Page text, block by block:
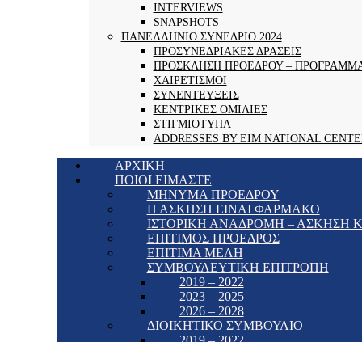
INTERVIEWS
SNAPSHOTS
ΠΑΝΕΛΛΗΝΙΟ ΣΥΝΕΔΡΙΟ 2024
ΠΡΟΣΥΝΕΔΡΙΑΚΕΣ ΔΡΑΣΕΙΣ
ΠΡΟΣΚΛΗΣΗ ΠΡΟΕΔΡΟΥ –
ΧΑΙΡΕΤΙΣΜΟΙ
ΣΥΝΕΝΤΕΥΞΕΙΣ
ΚΕΝΤΡΙΚΕΣ ΟΜΙΛΙΕΣ
ΣΤΙΓΜΙΟΤΥΠΑ
ADDRESSES BY EIM NATIONAL
ΑΡΧΙΚΗ
ΠΟΙΟΙ ΕΙΜΑΣΤΕ
ΜΗΝΥΜΑ ΠΡΟΕΔΡΟΥ
Η ΑΣΚΗΣΗ ΕΙΝΑΙ ΦΑΡΜΑΚΟ
ΙΣΤΟΡΙΚΗ ΑΝΑΔΡΟΜΗ – ΑΣΚΗΣΗ
ΕΠΙΤΙΜΟΣ ΠΡΟΕΔΡΟΣ
ΕΠΙΤΙΜΑ ΜΕΛΗ
ΣΥΜΒΟΥΛΕΥΤΙΚΗ ΕΠΙΤΡΟΠΗ
2019 – 2022
2023 – 2025
2026 – 2028
ΔΙΟΙΚΗΤΙΚΟ ΣΥΜΒΟΥΛΙΟ